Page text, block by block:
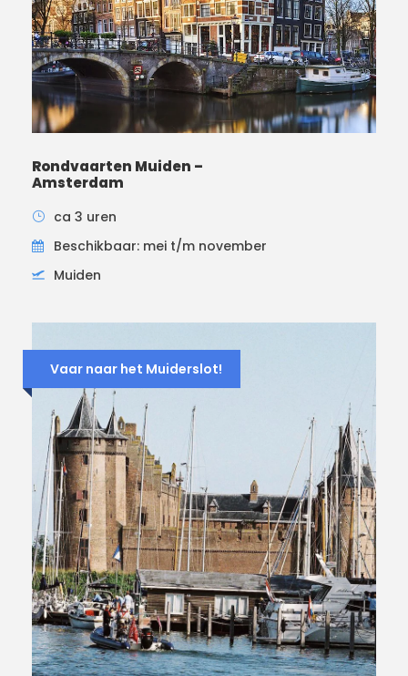
Rondvaarten Muiden –
Amsterdam
ca 3 uren
Beschikbaar: mei t/m november
Muiden
Vaar naar het Muiderslot!